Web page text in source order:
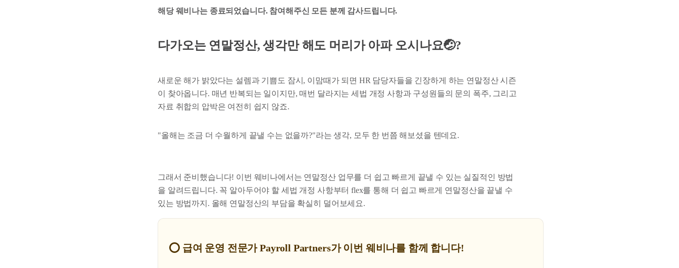
해당 웨비나는 종료되었습니다. 참여해주신 모든 분께 감사드립니다.
다가오는 연말정산, 생각만 해도 머리가 아파 오시나요🤕?
새로운 해가 밝았다는 설렘과 기쁨도 잠시, 이맘때가 되면 HR 담당자들을 긴장하게 하는 연말정산 시즌
이 찾아옵니다. 매년 반복되는 일이지만, 매번 달라지는 세법 개정 사항과 구성원들의 문의 폭주, 그리고
자료 취합의 압박은 여전히 쉽지 않죠.
"올해는 조금 더 수월하게 끝낼 수는 없을까?"라는 생각, 모두 한 번쯤 해보셨을 텐데요.
그래서 준비했습니다! 이번 웨비나에서는 연말정산 업무를 더 쉽고 빠르게 끝낼 수 있는 실질적인 방법
을 알려드립니다. 꼭 알아두어야 할 세법 개정 사항부터 flex를 통해 더 쉽고 빠르게 연말정산을 끝낼 수
있는 방법까지. 올해 연말정산의 부담을 확실히 덜어보세요.
⭕ 급여 운영 전문가 Payroll Partners가 이번 웨비나를 함께 합니다!